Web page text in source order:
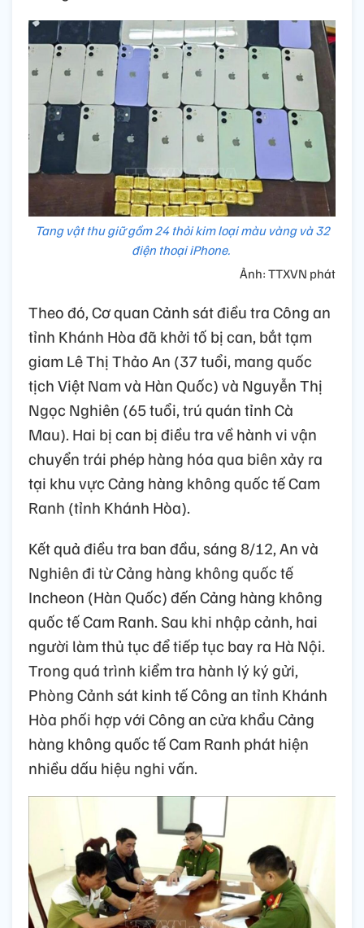
Tang vật thu giữ gồm 24 thỏi kim loại màu vàng và 32
điện thoại iPhone.
Ảnh: TTXVN phát
Theo đó, Cơ quan Cảnh sát điều tra Công an
tỉnh Khánh Hòa đã khởi tố bị can, bắt tạm
giam Lê Thị Thảo An (37 tuổi, mang quốc
tịch Việt Nam và Hàn Quốc) và Nguyễn Thị
Ngọc Nghiên (65 tuổi, trú quán tỉnh Cà
Mau). Hai bị can bị điều tra về hành vi vận
chuyển trái phép hàng hóa qua biên xảy ra
tại khu vực Cảng hàng không quốc tế Cam
Ranh (tỉnh Khánh Hòa).
Kết quả điều tra ban đầu, sáng 8/12, An và
Nghiên đi từ Cảng hàng không quốc tế
Incheon (Hàn Quốc) đến Cảng hàng không
quốc tế Cam Ranh. Sau khi nhập cảnh, hai
người làm thủ tục để tiếp tục bay ra Hà Nội.
Trong quá trình kiểm tra hành lý ký gửi,
Phòng Cảnh sát kinh tế Công an tỉnh Khánh
Hòa phối hợp với Công an cửa khẩu Cảng
hàng không quốc tế Cam Ranh phát hiện
nhiều dấu hiệu nghi vấn.